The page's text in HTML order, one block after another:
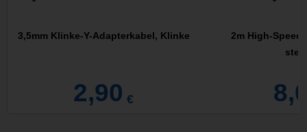
3,5mm Klinke-Y-Adapterkabel, Klinke
2,90 €
2m High-Speed